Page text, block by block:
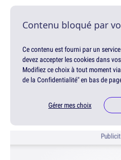
Contenu bloqué par
Ce contenu est fourni par un
devez accepter les cookies dans
Modifiez ce choix à tout moment
de la Confidentialité" en bas de
Gérer mes choix